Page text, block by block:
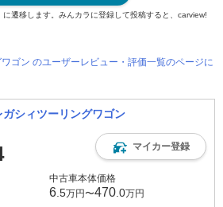
遷移します。みんカラに登録して投稿すると、carview!
ゴン のユーザーレビュー・評価一覧のページに
ガシィツーリングワゴン
マイカー登録
中古車本体価格
6 .5万円〜470 .0万円